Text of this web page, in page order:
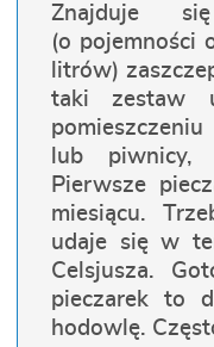
Znajduje
(o pojemności
litrów)
taki zestaw
lub piwnicy,
Pierwsze
miesiącu.
udaje się w
Celsjusza.
pieczarek to
hodowlę.